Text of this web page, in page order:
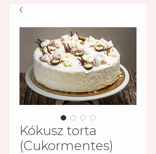
Kókusz torta
(Cukormentes)